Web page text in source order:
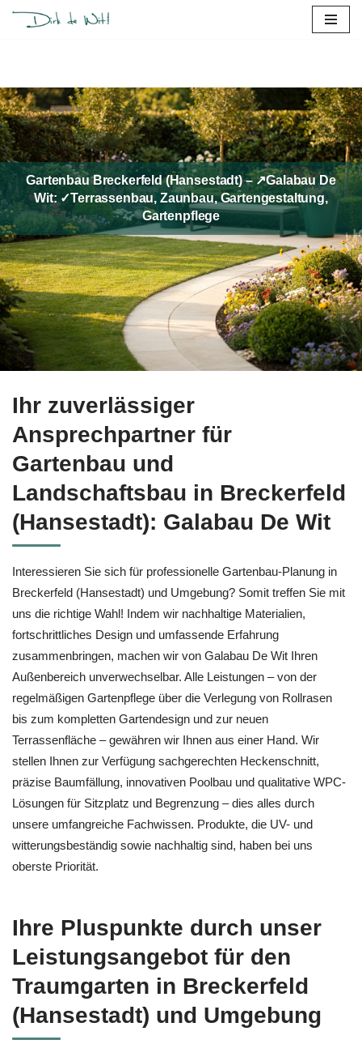
Gartenbau Breckerfeld (Hansestadt) – ↗️Galabau De
Wit: ✓Terrassenbau, Zaunbau, Gartengestaltung,
Gartenpflege
Ihr zuverlässiger
Ansprechpartner für
Gartenbau und
Landschaftsbau in Breckerfeld
(Hansestadt): Galabau De Wit
Interessieren Sie sich für professionelle Gartenbau-Planung in
Breckerfeld (Hansestadt) und Umgebung? Somit treffen Sie mit
uns die richtige Wahl! Indem wir nachhaltige Materialien,
fortschrittliches Design und umfassende Erfahrung
zusammenbringen, machen wir von Galabau De Wit Ihren
Außenbereich unverwechselbar. Alle Leistungen – von der
regelmäßigen Gartenpflege über die Verlegung von Rollrasen
bis zum kompletten Gartendesign und zur neuen
Terrassenfläche – gewähren wir Ihnen aus einer Hand. Wir
stellen Ihnen zur Verfügung sachgerechten Heckenschnitt,
präzise Baumfällung, innovativen Poolbau und qualitative WPC-
Lösungen für Sitzplatz und Begrenzung – dies alles durch
unsere umfangreiche Fachwissen. Produkte, die UV- und
witterungsbeständig sowie nachhaltig sind, haben bei uns
oberste Priorität.
Ihre Pluspunkte durch unser
Leistungsangebot für den
Traumgarten in Breckerfeld
(Hansestadt) und Umgebung